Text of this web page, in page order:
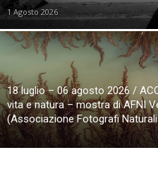
1 Agosto 2026
18 luglio – 06 agosto 2026 /
vita e natura – mostra di AFNI
(Associazione Fotografi